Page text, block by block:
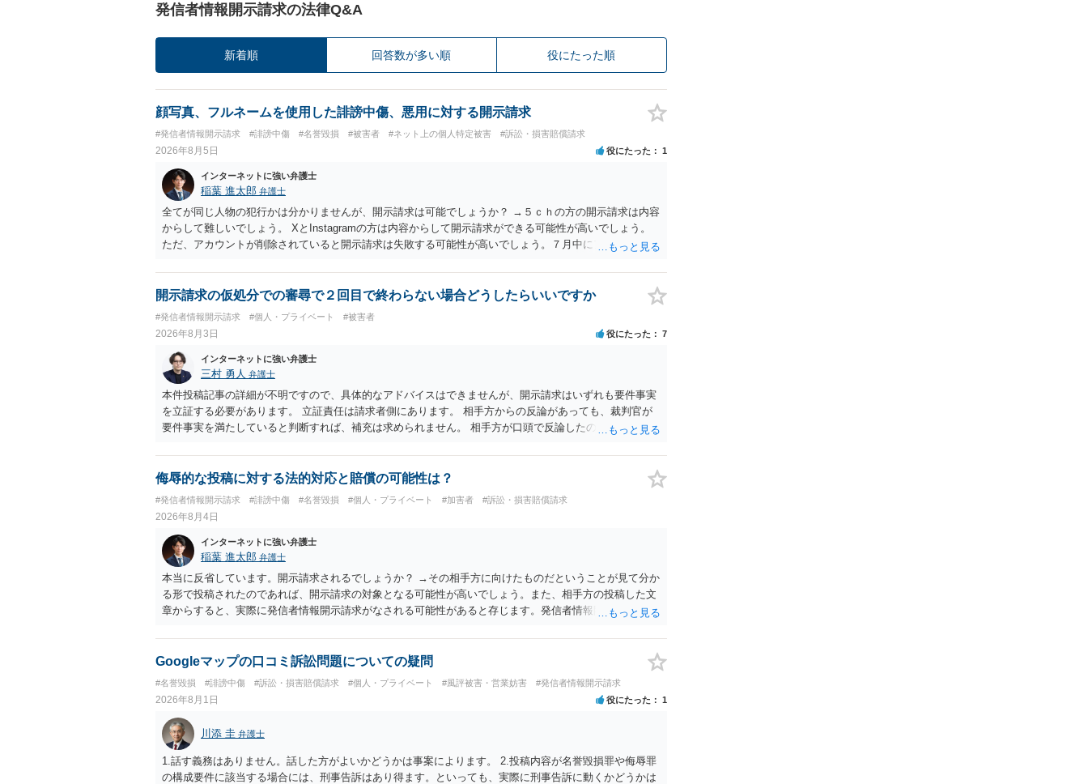
発信者情報開示請求の法律Q&A
新着順 回答数が多い順 役にたった順
顔写真、フルネームを使用した誹謗中傷、悪用に対する開示請求
#発信者情報開示請求 #誹謗中傷 #名誉毀損 #被害者 #ネット上の個人特定被害 #訴訟・損害賠償請求
2026年8月5日 役にたった 1
インターネットに強い弁護士
稲葉 進太郎 弁護士
全てが同じ人物の犯行かは分かりませんが、開示請求は可能でしょうか？ →５ｃｈの方の開示請求は内容
からして難しいでしょう。 XとInstagramの方は内容からして開示請求ができる可能性が高いでしょう。
ただ、アカウントが削除されていると開示請求は失敗する可能性が高いでしょう。７月中にアカウントが
相手に全ての弁護士費用を負担させることは可能でしょうか？ →訴訟外の交渉で相手方が認めれば負担さ
せることができるでしょう。訴訟で判決となった場合は、実際の弁護士費用が認められる場合と認められ
開示請求の仮処分での審尋で２回目で終わらない場合どうしたらいいですか
#発信者情報開示請求 #個人・プライベート #被害者
2026年8月3日 役にたった 7
インターネットに強い弁護士
三村 勇人 弁護士
本件投稿記事の詳細が不明ですので、具体的なアドバイスはできませんが、開示請求はいずれも要件事実
を立証する必要があります。 立証責任は請求者側にあります。 相手方からの反論があっても、裁判官が
要件事実を満たしていると判断すれば、補充は求められません。 相手方が口頭で反論したのは、仮処分は
はXのため、APのIPアドレスの保存期間の問題もございます。 開示請求は法律知識が不可欠ですが、それ
だけでは足りず、実務を踏まえた方法を選択することが重要です。
侮辱的な投稿に対する法的対応と賠償の可能性は？
#発信者情報開示請求 #誹謗中傷 #名誉毀損 #個人・プライベート #加害者 #訴訟・損害賠償請求
2026年8月4日
インターネットに強い弁護士
稲葉 進太郎 弁護士
本当に反省しています。開示請求されるでしょうか？ →その相手方に向けたものだということが見て分か
る形で投稿されたのであれば、開示請求の対象となる可能性が高いでしょう。また、相手方の投稿した文
章からすると、実際に発信者情報開示請求がなされる可能性があると存じます。発信者情報開示請求が進
カウントの登録メールに意見照会がなされます。 また、された場合賠償金はいくらでしょうか。 →ケー
スバイケースであり、数万円から１００万単位まで様々でしょう。裁判外であれば交渉して相手方の請求
Googleマップの口コミ訴訟問題についての疑問
#名誉毀損 #誹謗中傷 #訴訟・損害賠償請求 #個人・プライベート #風評被害・営業妨害 #発信者情報開示請求
2026年8月1日 役にたった 1
川添 圭 弁護士
1.話す義務はありません。話した方がよいかどうかは事案によります。 2.投稿内容が名誉毀損罪や侮辱罪
の構成要件に該当する場合には、刑事告訴はあり得ます。といっても、実際に刑事告訴に動くかどうかは